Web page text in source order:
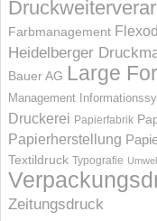
Farbmanagement
Heidelberger
Bauer AG Large
Management
Druckerei Papierfabrik
Papierherstellung
Textildruck Typografie
Zeitungsdruck